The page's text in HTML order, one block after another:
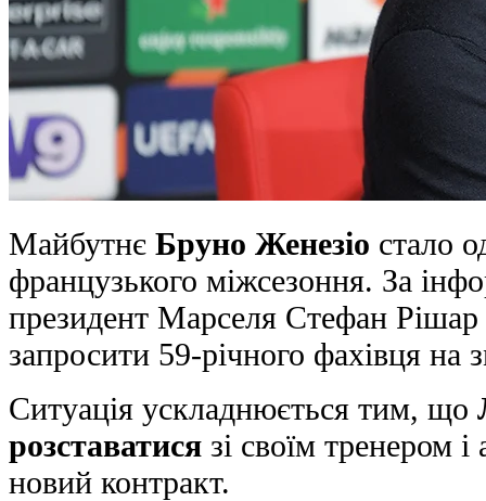
Майбутнє Бруно Женезіо стало
французького міжсезоння. За
президент Марселя Стефан
запросити 59-річного фахівця на
Ситуація ускладнюється тим, що
розставатися зі своїм тренером
новий контракт.